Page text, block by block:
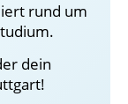
rund um
dein